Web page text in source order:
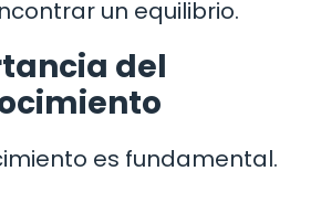
un equilibrio.
del
es fundamental.